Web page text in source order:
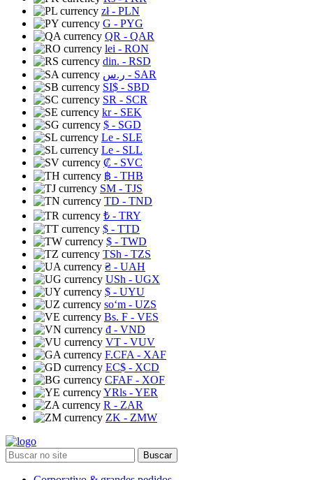
zł- PLN
G - PYG
QR - QAR
lei - RON
din. - RSD
ر.س - SAR
SI$ - SBD
SR - SCR
kr- SEK
$ - SGD
Le - SLE
Le - SLL
₡ - SVC
฿ - THB
ЅМ - TJS
TD - TND
₺ - TRY
$ - TTD
$ - TWD
TSh - TZS
₴ - UAH
USh - UGX
$ - UYU
soʻm - UZS
Bs. F - VES
₫ - VND
VT - VUV
F.CFA - XAF
EC$ - XCD
CFAF - XOF
YRls - YER
R - ZAR
ZK - ZMW
Buscar